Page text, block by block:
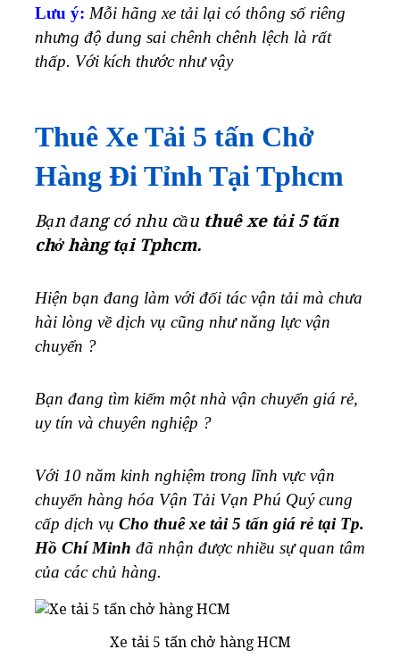
Lưu ý: Mỗi hãng xe tải lại có thông số riêng
nhưng độ dung sai chênh chênh lệch là rất
thấp. Với kích thước như vậy
Thuê Xe Tải 5 tấn Chở
Hàng Đi Tỉnh Tại Tphcm
Bạn đang có nhu cầu thuê xe tải 5 tấn
chở hàng tại Tphcm.
Hiện bạn đang làm với đối tác vận tải mà chưa
hài lòng về dịch vụ cũng như năng lực vận
chuyển ?
Bạn đang tìm kiếm một nhà vận chuyển giá rẻ,
uy tín và chuyên nghiệp ?
Với 10 năm kinh nghiệm trong lĩnh vực vận
chuyển hàng hóa Vận Tải Vạn Phú Quý cung
cấp dịch vụ Cho thuê xe tải 5 tấn giá rẻ tại Tp.
Hồ Chí Minh đã nhận được nhiều sự quan tâm
của các chủ hàng.
Xe tải 5 tấn chở hàng HCM